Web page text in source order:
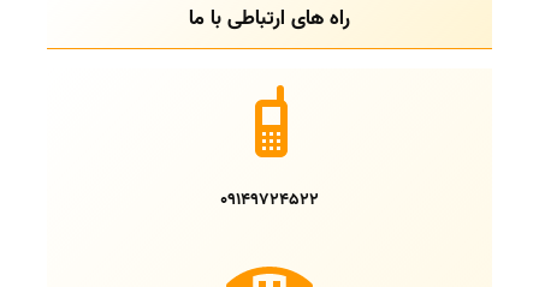
راه های ارتباطی با ما
09149724522